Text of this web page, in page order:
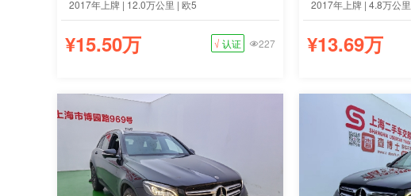
2017年上牌 | 12.0万公里 | 欧5
¥15.50万 √ 认证 227
2017年上牌 | 4.8万公
¥13.69万